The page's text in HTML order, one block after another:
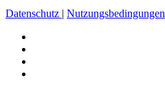
Datenschutz | Nutzungsbedingungen